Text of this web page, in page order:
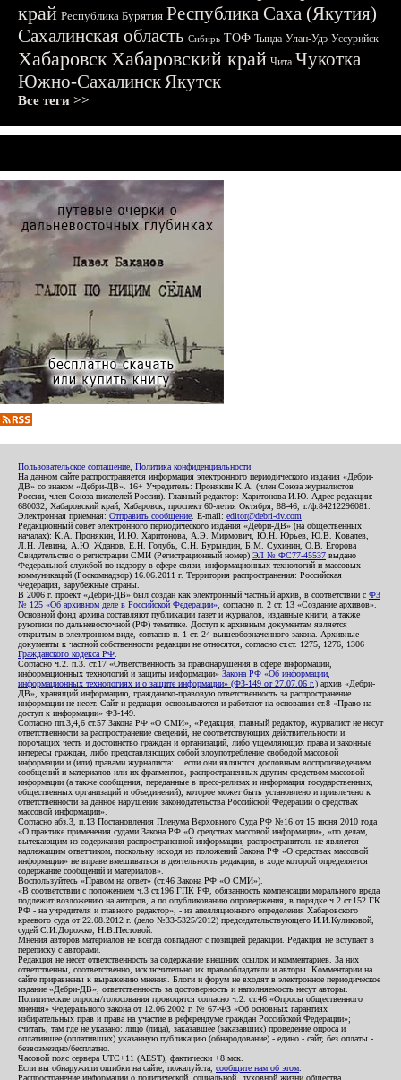
край Республика Бурятия Республика Саха (Якутия)
Сахалинская область Сибирь ТОФ Тында Улан-Удэ Уссурийск
ХабаровскХабаровский край Чита Чукотка
Южно-СахалинскЯкутск
Все теги >>
Пользовательское соглашение Политика конфиденциальности
На данном сайте распространяется информация электронного периодического издания «Дебри-
ДВ» со знаком «Дебри-ДВ». 16+ Учредитель: Пронякин К.А. (член Союза журналистов
России, член Союза писателей России). Главный редактор: Харитонова И.Ю. Адрес редакции:
680032, Хабаровский край, Хабаровск, проспект 60-летия Октября, 88-46, т./ф.84212296081.
Электронная приемная: Отправить сообщение . E-mail: editor@debri-dv.com
Редакционный совет электронного периодического издания «Дебри-ДВ» (на общественных
началах): К.А. Пронякин, И.Ю. Харитонова, А.Э. Мирмович, Ю.Н. Юрьев, Ю.В. Ковалев,
Л.Н. Левина, А.Ю. Жданов, Е.Н. Голубь, С.Н. Бурындин, Б.М. Сухинин, О.В. Егорова
Свидетельство о регистрации СМИ (Регистрационный номер) ЭЛ № ФС77-45537 выдано
Федеральной службой по надзору в сфере связи, информационных технологий и массовых
коммуникаций (Роскомнадзор) 16.06.2011 г. Территория распространения: Российская
Федерация, зарубежные страны.
В 2006 г. проект «Дебри-ДВ» был создан как электронный частный архив, в соответствии с ФЗ
№ 125 «Об архивном деле в Российской Федерации» , согласно п. 2 ст. 13 «Создание архивов».
Основной фонд архива составляют публикации газет и журналов, изданные книги, а также
рукописи по дальневосточной (РФ) тематике. Доступ к архивным документам является
открытым в электронном виде, согласно п. 1 ст. 24 вышеобозначенного закона. Архивные
документы к частной собственности редакции не относятся, согласно ст.ст. 1275, 1276, 1306
Гражданского кодекса РФ
Согласно ч.2. п.3. ст.17 «Ответственность за правонарушения в сфере информации,
информационных технологий и защиты информации» Закона РФ «Об информации,
информационных технологиях и о защите информации» (ФЗ-149 от 27.07.06 г.) архив «Дебри-
ДВ», хранящий информацию, гражданско-правовую ответственность за распространение
информации не несет. Сайт и редакция основываются и работают на основании ст.8 «Право на
доступ к информации» ФЗ-149.
Согласно пп.3,4,6 ст.57 Закона РФ «О СМИ», «Редакция, главный редактор, журналист не несут
ответственности за распространение сведений, не соответствующих действительности и
порочащих честь и достоинство граждан и организаций, либо ущемляющих права и законные
интересы граждан, либо представляющих собой злоупотребление свободой массовой
информации и (или) правами журналиста: ...если они являются дословным воспроизведением
сообщений и материалов или их фрагментов, распространенных другим средством массовой
информации (а также сообщения, переданные в пресс-релизах и информация государственных,
общественных организаций и объединений), которое может быть установлено и привлечено к
ответственности за данное нарушение законодательства Российской Федерации о средствах
массовой информации».
Согласно абз.3, п.13 Постановления Пленума Верховного Суда РФ №16 от 15 июня 2010 года
«О практике применения судами Закона РФ «О средствах массовой информации», «по делам,
вытекающим из содержания распространенной информации, распространитель не является
надлежащим ответчиком, поскольку исходя из положений Закона РФ «О средствах массовой
информации» не вправе вмешиваться в деятельность редакции, в ходе которой определяется
содержание сообщений и материалов».
Воспользуйтесь «Правом на ответ» (ст.46 Закона РФ «О СМИ»).
«В соответствии с положением ч.3 ст.196 ГПК РФ, обязанность компенсации морального вреда
подлежит возложению на авторов, а по опубликованию опровержения, в порядке ч.2 ст.152 ГК
РФ - на учредителя и главного редактор», - из апелляционного определения Хабаровского
краевого суда от 22.08.2012 г. (дело №33-5325/2012) председательствующего И.И.Куликовой,
судей С.И.Дорожко, Н.В.Пестовой.
Мнения авторов материалов не всегда совпадают с позицией редакции. Редакция не вступает в
переписку с авторами.
Редакция не несет ответственность за содержание внешних ссылок и комментариев. За них
ответственны, соответственно, исключительно их правообладатели и авторы. Комментарии на
сайте приравнены к выражению мнения. Блоги и форум не входят в электронное периодическое
издание «Дебри-ДВ», ответственность за достоверность и наполняемость несут авторы.
Политические опросы/голосования проводятся согласно ч.2. ст.46 «Опросы общественного
мнения» Федерального закона от 12.06.2002 г. № 67-ФЗ «Об основных гарантиях
избирательных прав и права на участие в референдуме граждан Российской Федерации»;
считать, там где не указано: лицо (лица), заказавшее (заказавших) проведение опроса и
оплатившее (оплативших) указанную публикацию (обнародование) - едино - сайт, без оплаты -
безвозмездно/бесплатно.
Часовой пояс сервера UTC+11 (AEST), фактически +8 мск.
Если вы обнаружили ошибки на сайте, пожалуйста, сообщите нам об этом
Распространение информации о политической, социальной, духовной жизни общества,